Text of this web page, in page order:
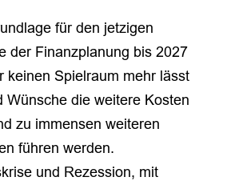
für den jetzigen
der Finanzplanung bis 2027
keinen Spielraum mehr lässt
Wünsche die weitere Kosten
zu immensen weiteren
führen werden.
und Rezession, mit